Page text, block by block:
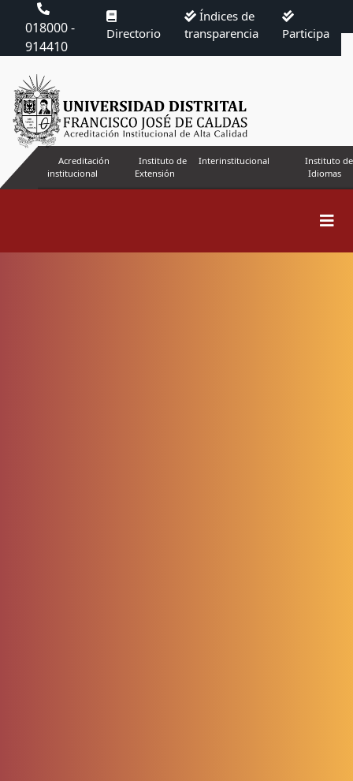
018000 -
914410
Directorio
Índices de
transparencia
Participa
Acreditación
institucional
Instituto de
Extensión
Interinstitucional
Instituto de
Idiomas